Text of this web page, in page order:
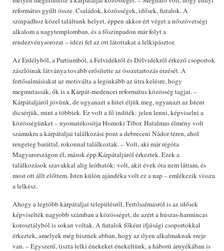
református gyűlt össze. Családok, közösségek, idősek, fiatalok. A
színpadhoz közel találtunk helyet, éppen akkor ért véget a nőszövetségi
alkalom a nagytemplomban, és a főszínpadon már folyt a
rendezvénysorozat – idézi fel az ott látottakat a lelkipásztor.
Az Erdélyből, a Partiumból, a Felvidékről és Délvidékről érkező csoportok
zászlóinak látványa tovább erősítette az összetartozás érzését. A
fertősalmásiakat az motiválta a leginkább az útra kelésre, hogy
megmutassák, ők is a Kárpát-medencei református közösség tagjai. –
Kárpátaljáról jövünk, de ugyanazt a hitet éljük meg, ugyanazt az Istent
dicsérjük, mint a többiek. Ez volt a fő indíték: jelen lenni, képviselni a
közösségünket – nyomatékosítja Homoki Tibor. Hatalmas élmény volt
számukra a kárpátaljai találkozási pont a debreceni Nádor téren, ahol
rengeteg baráttal, rokonnal találkoztak. – Volt, aki már régóta
Magyarországon él, mások épp Kárpátaljáról érkeztek. Ezek a
találkozások szavakkal alig leírhatók: volt, akit évek óta nem láttam, és
most ott állt előttem. Isten külön ajándéka volt ez a nap – emlékezik vissza
a lelkész.
Ahogy a legtöbb kárpátaljai településről, Fertősalmásról is az idősek
képviselték nagyobb számban a közösséget, de azért a húszas-harmincas
korosztályból is sokan voltak. A fiatalok főként ifjúsági csoportokkal
érkeztek, amelyek még hisznek abban, hogy az ilyen alkalmaknak ereje
van. – Egyszerű, tiszta lelki énekeket énekeltünk, a háború árnyékában is